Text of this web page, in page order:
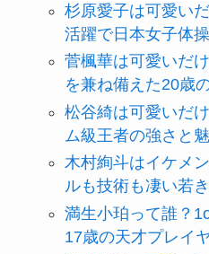
杉原愛子は可愛い
活躍で日本女子体
菅楓華は可愛いだ
を兼ね備えた20歳
松谷綺は可愛いだ
ム級王者の強さと
木村絢斗はイケメ
ルも技術も凄い若
満生小珀って誰？
17歳の天才プレイ